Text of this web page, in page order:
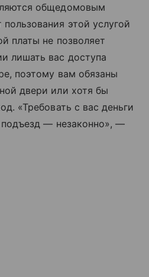
общедомовым
этой услугой
платы не позволяет
лишать вас доступа
поэтому вам обязаны
двери или хотя бы
«Требовать с вас деньги
подъезд — незаконно», —